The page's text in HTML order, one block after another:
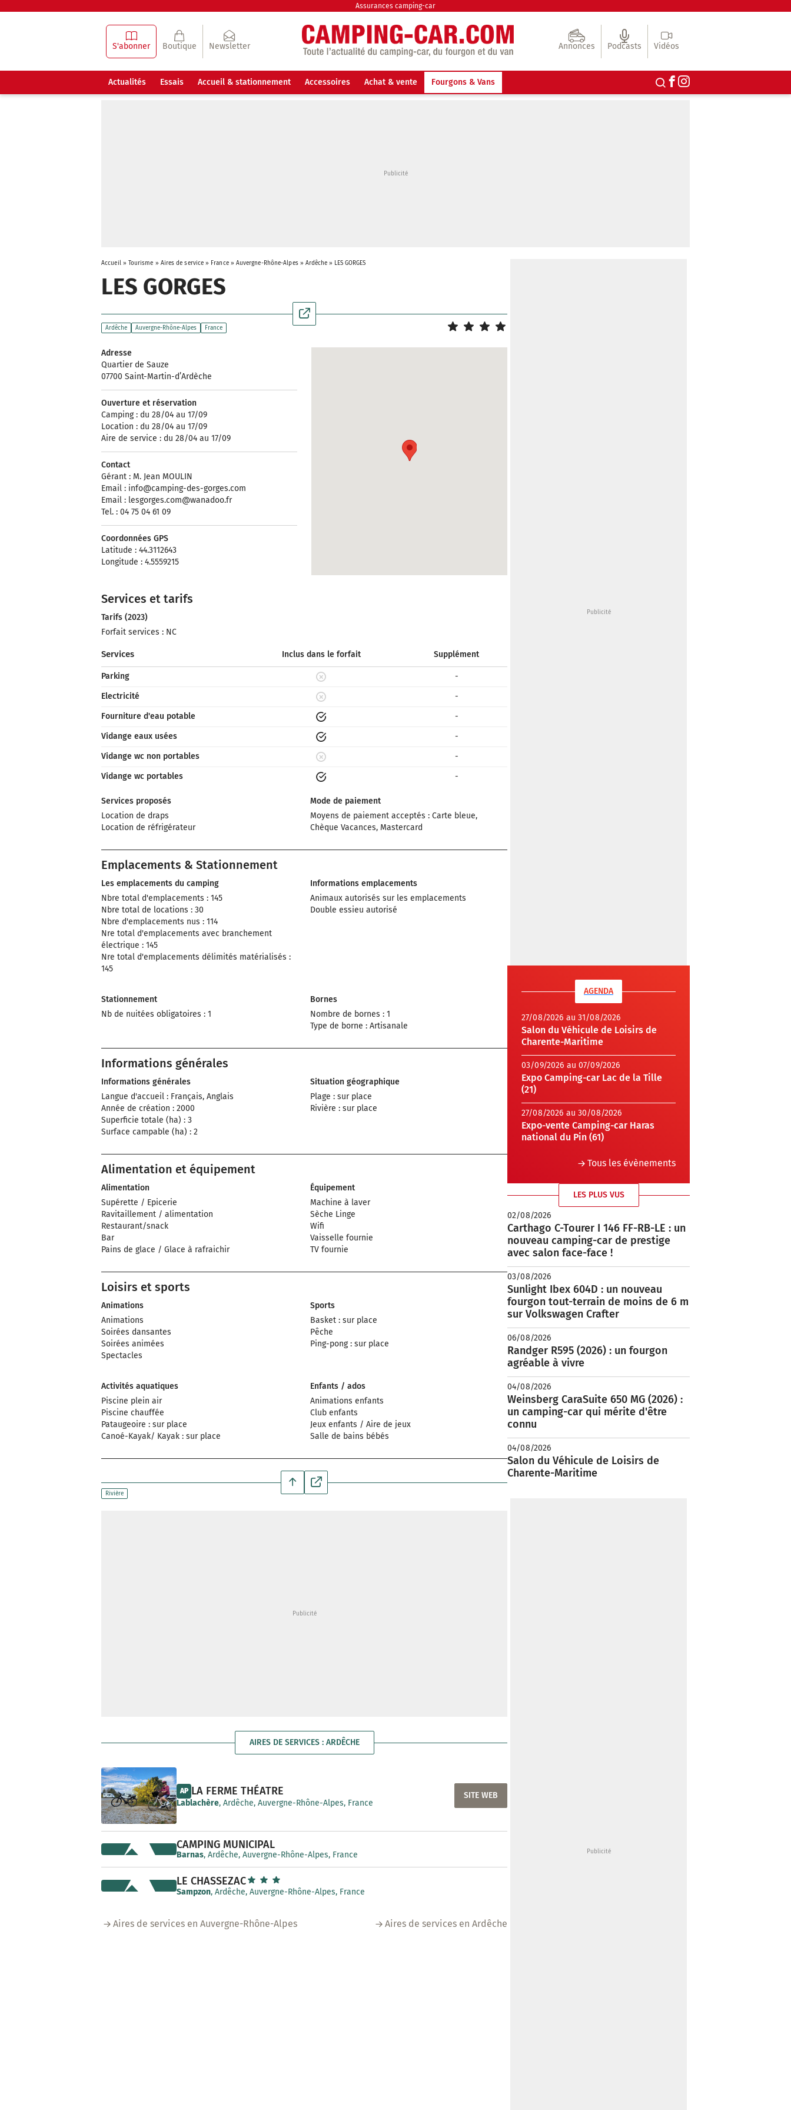
Assurances camping-car
S'abonner Boutique Newsletter Annonces Podcasts Vidéos
Actualités Essais Accueil & stationnement Accessoires Achat & vente Fourgons & Vans
Accueil» Tourisme » Aires de service » France» Auvergne-Rhône-Alpes» Ardêche » LES GORGES
LES GORGES
Ardêche Auvergne-Rhône-Alpes France
Adresse
Quartier de Sauze
07700 Saint-Martin-d’Ardèche
Ouverture et réservation
Camping : du 28/04 au 17/09
Location : du 28/04 au 17/09
Aire de service : du 28/04 au 17/09
Contact
Gérant : M. Jean MOULIN
Email : info@camping-des-gorges.com
Email : lesgorges.com@wanadoo.fr
Tel. : 04 75 04 61 09
Coordonnées GPS
Latitude : 44.3112643
Longitude : 4.5559215
Services et tarifs
Tarifs (2023)
Forfait services : NC
Services Inclus dans le forfait Supplément
Parking
-
Electricité
-
Fourniture d'eau potable
-
Vidange eaux usées
-
Vidange wc non portables
-
Vidange wc portables
-
Services proposés
Location de draps
Location de réfrigérateur
Mode de paiement
Moyens de paiement acceptés : Carte bleue,
Chèque Vacances, Mastercard
Emplacements & Stationnement
Les emplacements du camping
Nbre total d'emplacements : 145
Nbre total de locations : 30
Nbre d'emplacements nus : 114
Nre total d'emplacements avec branchement
électrique : 145
Nre total d'emplacements délimités matérialisés :
145
Informations emplacements
Animaux autorisés sur les emplacements
Double essieu autorisé
Stationnement
Nb de nuitées obligatoires : 1
Bornes
Nombre de bornes : 1
Type de borne : Artisanale
Informations générales
Informations générales
Langue d'accueil : Français, Anglais
Année de création : 2000
Superficie totale (ha) : 3
Surface campable (ha) : 2
Situation géographique
Plage : sur place
Rivière : sur place
Alimentation et équipement
Alimentation
Supérette / Epicerie
Ravitaillement / alimentation
Restaurant/snack
Bar
Pains de glace / Glace à rafraichir
Équipement
Machine à laver
Sèche Linge
Wifi
Vaisselle fournie
TV fournie
Loisirs et sports
Animations
Animations
Soirées dansantes
Soirées animées
Spectacles
Sports
Basket : sur place
Pêche
Ping-pong : sur place
Activités aquatiques
Piscine plein air
Piscine chauffée
Pataugeoire : sur place
Canoé-Kayak/ Kayak : sur place
Enfants / ados
Animations enfants
Club enfants
Jeux enfants / Aire de jeux
Salle de bains bébés
Rivière
AIRES DE SERVICES : ARDÊCHE
AP LA FERME THÉATRE
Lablachère, Ardêche, Auvergne-Rhône-Alpes, France
SITE WEB
CAMPING MUNICIPAL
Barnas, Ardêche, Auvergne-Rhône-Alpes, France
LE CHASSEZAC
Sampzon, Ardêche, Auvergne-Rhône-Alpes, France
Aires de services en Auvergne-Rhône-Alpes Aires de services en Ardêche
AGENDA
27/08/2026 au 31/08/2026
Salon du Véhicule de Loisirs de
Charente-Maritime
03/09/2026 au 07/09/2026
Expo Camping-car Lac de la Tille
(21)
27/08/2026 au 30/08/2026
Expo-vente Camping-car Haras
national du Pin (61)
Tous les évènements
LES PLUS VUS
02/08/2026
Carthago C-Tourer I 146 FF-RB-LE : un
nouveau camping-car de prestige
avec salon face-face !
03/08/2026
Sunlight Ibex 604D : un nouveau
fourgon tout-terrain de moins de 6 m
sur Volkswagen Crafter
06/08/2026
Randger R595 (2026) : un fourgon
agréable à vivre
04/08/2026
Weinsberg CaraSuite 650 MG (2026) :
un camping-car qui mérite d'être
connu
04/08/2026
Salon du Véhicule de Loisirs de
Charente-Maritime